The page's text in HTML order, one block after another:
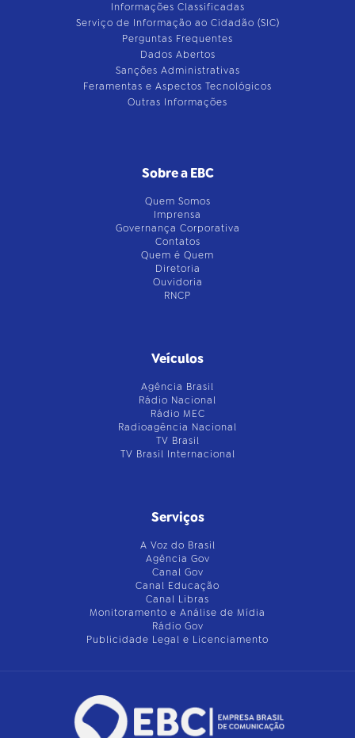
Informações Classificadas
Serviço de Informação ao Cidadão (SIC)
Perguntas Frequentes
Dados Abertos
Sanções Administrativas
Feramentas e Aspectos Tecnológicos
Outras Informações
Sobre a EBC
Quem Somos
Imprensa
Governança Corporativa
Contatos
Quem é Quem
Diretoria
Ouvidoria
RNCP
Veículos
Agência Brasil
Rádio Nacional
Rádio MEC
Radioagência Nacional
TV Brasil
TV Brasil Internacional
Serviços
A Voz do Brasil
Agência Gov
Canal Gov
Canal Educação
Canal Libras
Monitoramento e Análise de Mídia
Rádio Gov
Publicidade Legal e Licenciamento